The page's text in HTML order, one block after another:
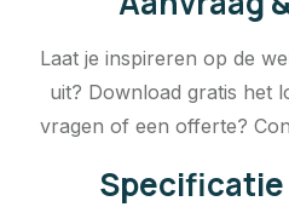
Laat je inspireren op de
uit? Download gratis het
vragen of een offerte?
Specificatie